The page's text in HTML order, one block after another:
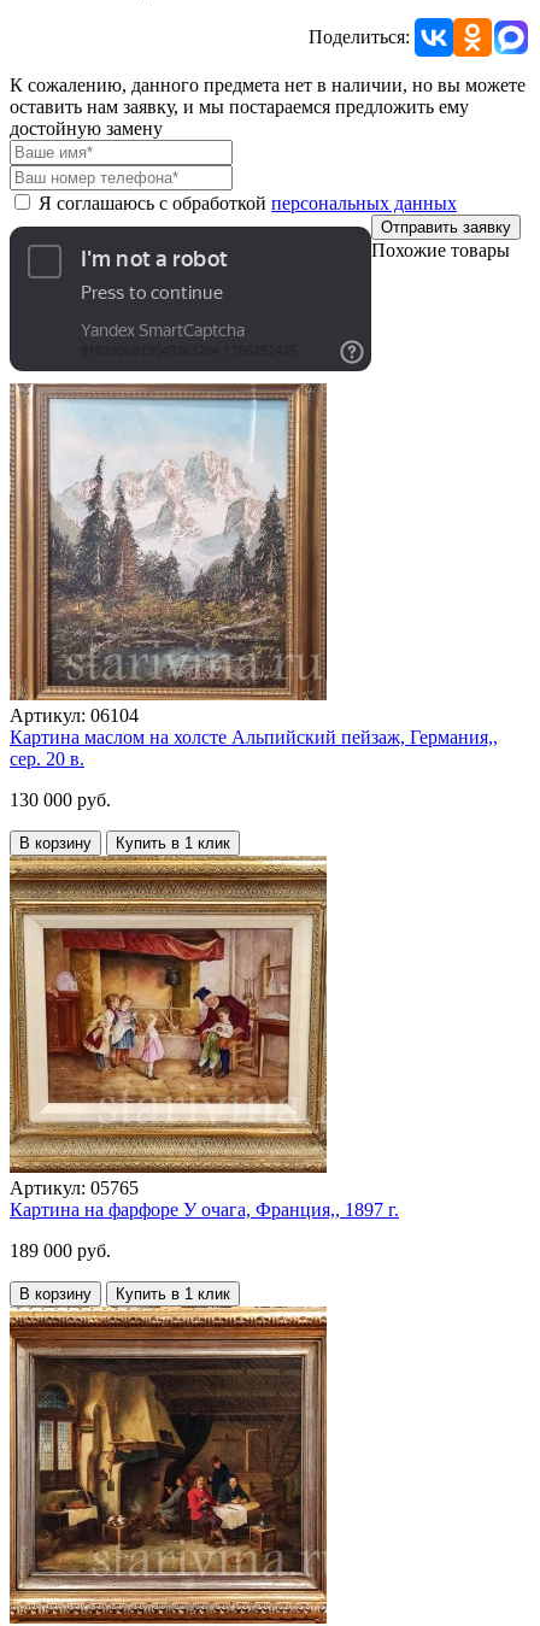
Поделиться:
К сожалению, данного предмета нет в наличии, но вы можете
оставить нам заявку, и мы постараемся предложить ему
достойную замену
Я соглашаюсь с обработкой персональных данных
Отправить заявку
Похожие товары
Артикул: 06104
Картина маслом на холсте Альпийский пейзаж, Германия,,
сер. 20 в.
130 000 руб.
В корзину Купить в 1 клик
Артикул: 05765
Картина на фарфоре У очага, Франция,, 1897 г.
189 000 руб.
В корзину Купить в 1 клик